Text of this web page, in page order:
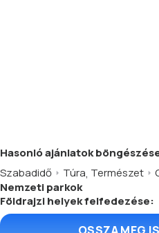
Hasonlóajánlatok
Szabadidő
Túra, Természet
Nemzeti parkok
Földrajzi helyek felfedezése: